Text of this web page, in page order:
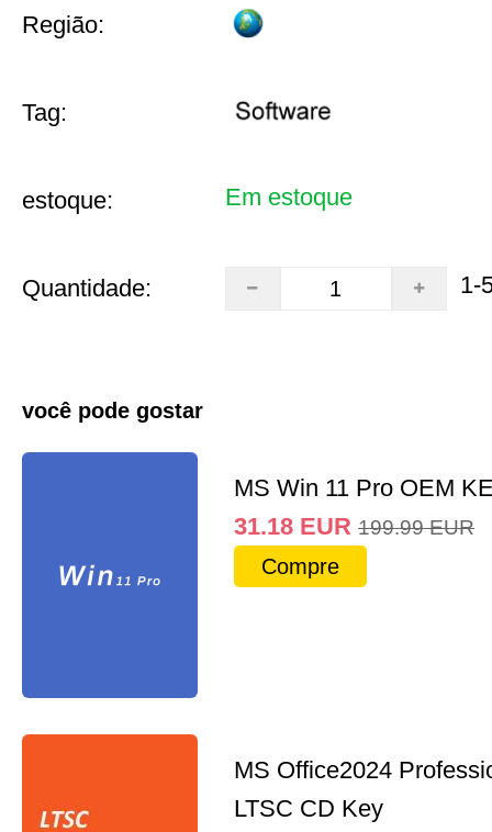
Região:
Tag:
estoque: Em estoque
Quantidade: 1-
você pode gostar
MS Win 11 Pro OEM
31.18 EUR 199.99 EUR
Compre
MS Office2024
LTSC CD Key